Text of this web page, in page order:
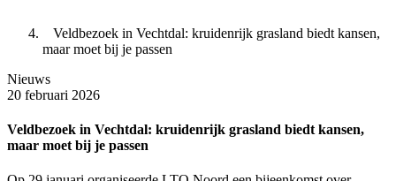
Veldbezoek in Vechtdal: kruidenrijk grasland biedt kansen,
maar moet bij je passen
Nieuws
20 februari 2026
Veldbezoek in Vechtdal: kruidenrijk grasland biedt kansen,
maar moet bij je passen